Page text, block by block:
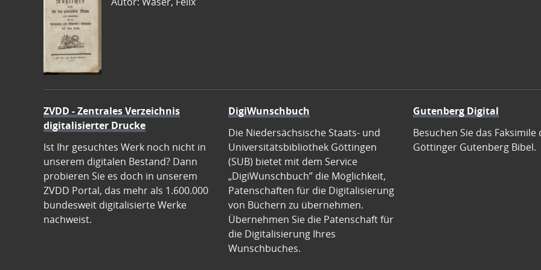
ZVDD - Zentrales Verzeichnis
digitalisierter Drucke
Ist Ihr gesuchtes Werk noch nicht in
unserem digitalen Bestand? Dann
probieren Sie es doch in unserem
ZVDD Portal, das mehr als 1.600.000
bundesweit digitalisierte Werke
nachweist.
DigiWunschbuch
Die Niedersächsische Staats- und
Universitätsbibliothek Göttingen
(SUB) bietet mit dem Service
„DigiWunschbuch” die Möglichkeit,
Patenschaften für die Digitalisierung
von Büchern zu übernehmen.
Übernehmen Sie die Patenschaft für
die Digitalisierung Ihres
Wunschbuches.
Gutenberg Digital
Besuchen Sie das Faksimile
Göttinger Gutenberg Bibel.